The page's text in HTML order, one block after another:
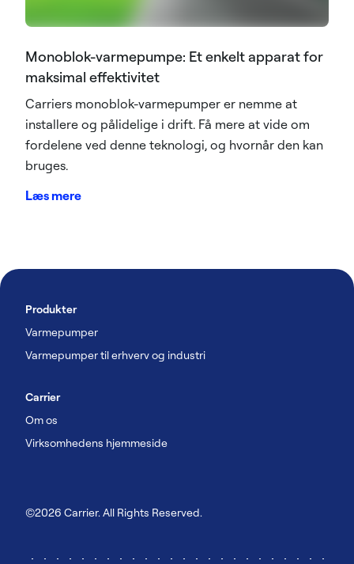
Monoblok-varmepumpe: Et enkelt apparat for
maksimal effektivitet
Carriers monoblok-varmepumper er nemme at
installere og pålidelige i drift. Få mere at vide om
fordelene ved denne teknologi, og hvornår den kan
bruges.
Læs mere
Produkter
Varmepumper
Varmepumper til erhverv og industri
Carrier
Om os
Virksomhedens hjemmeside
©2026 Carrier. All Rights Reserved.